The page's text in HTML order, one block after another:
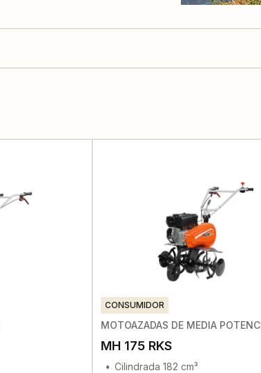
CONSUMIDOR
MOTOAZADAS DE MEDIA
MH 175 RKS
Cilindrada 182 cm³